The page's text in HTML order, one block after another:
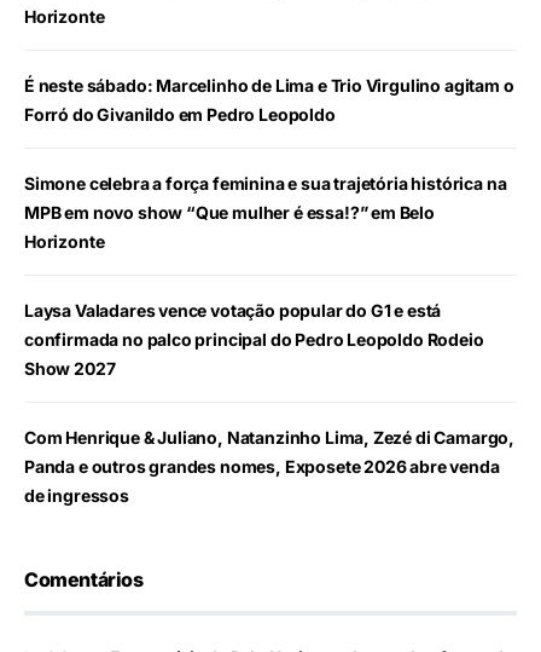
Horizonte
É neste sábado: Marcelinho de Lima e Trio Virgulino agitam o
Forró do Givanildo em Pedro Leopoldo
Simone celebra a força feminina e sua trajetória histórica na
MPB em novo show “Que mulher é essa!?” em Belo
Horizonte
Laysa Valadares vence votação popular do G1 e está
confirmada no palco principal do Pedro Leopoldo Rodeio
Show 2027
Com Henrique & Juliano, Natanzinho Lima, Zezé di Camargo,
Panda e outros grandes nomes, Exposete 2026 abre venda
de ingressos
Comentários